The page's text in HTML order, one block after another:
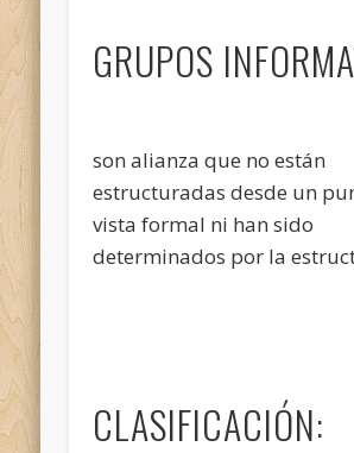
GRUPOS
son alianza que no están
estructuradas desde un
vista formal ni han sido
determinados por la
CLASIFICACIÓN: